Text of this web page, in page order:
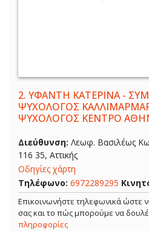
2. ΥΦΑΝΤΗ ΚΑΤΕΡΙΝΑ -
ΨΥΧΟΛΟΓΟΣ
ΨΥΧΟΛΟΓΟΣ ΚΕΝΤΡΟ
Διεύθυνση: Λεωφ. Βασιλέως
116 35, Αττικής
Οδηγίες χάρτη
Τηλέφωνο: 6972289295
Επικοινωνήστε τηλεφωνικά ώστε
σας και το πώς μπορούμε να
πληροφορίες